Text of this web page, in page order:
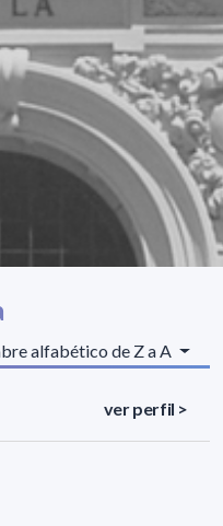
alfabético de Z a A
ver perfil >